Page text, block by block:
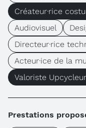
Créateur·rice
Audiovisuel
Directeur·rice
Acteur·ice de la
Valoriste
Prestations